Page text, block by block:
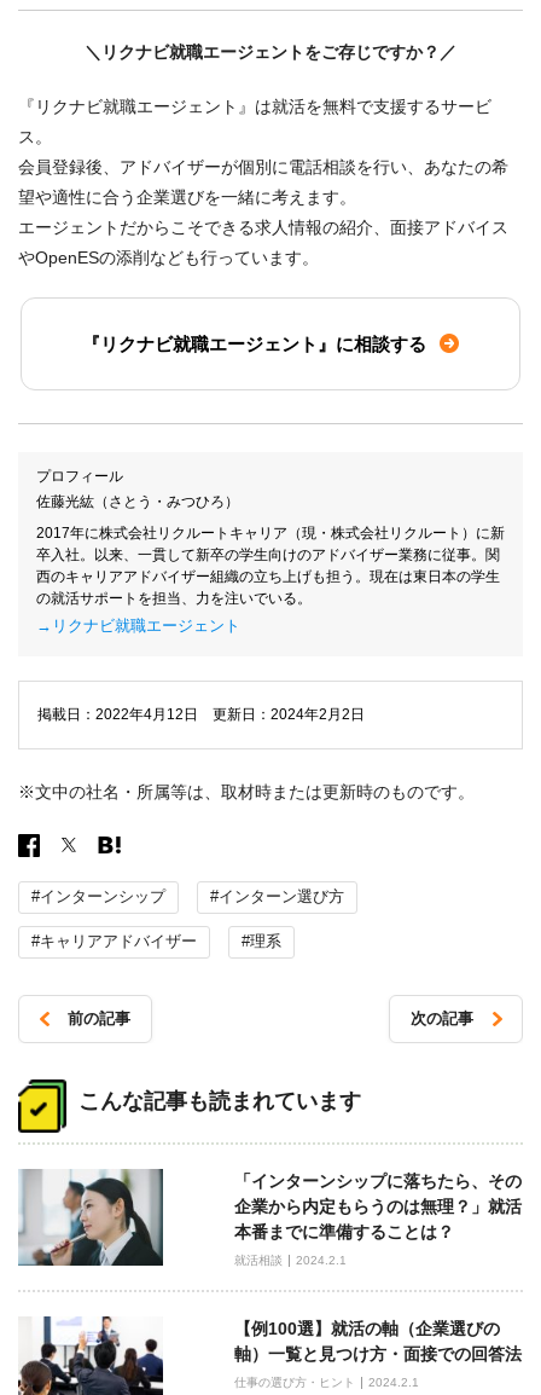
＼リクナビ就職エージェントをご存じですか？／
『リクナビ就職エージェント』は就活を無料で支援するサービ
ス。
会員登録後、アドバイザーが個別に電話相談を行い、あなたの希
望や適性に合う企業選びを一緒に考えます。
エージェントだからこそできる求人情報の紹介、面接アドバイス
やOpenESの添削なども行っています。
『リクナビ就職エージェント』に相談する
プロフィール
佐藤光紘（さとう・みつひろ）
2017年に株式会社リクルートキャリア（現・株式会社リクルート）に新
卒入社。以来、一貫して新卒の学生向けのアドバイザー業務に従事。関
西のキャリアアドバイザー組織の立ち上げも担う。現在は東日本の学生
の就活サポートを担当、力を注いでいる。
→リクナビ就職エージェント
掲載日：2022年4月12日 更新日：2024年2月2日
※文中の社名・所属等は、取材時または更新時のものです。
#インターンシップ #インターン選び方
#キャリアアドバイザー #理系
稿
ナ
シ
ョ
ン
前の記事 次の記事
こんな記事も読まれています
「インターンシップに落ちたら、その
企業から内定もらうのは無理？」就活
本番までに準備することは？
就活相談 2024.2.1
【例100選】就活の軸（企業選びの
軸）一覧と見つけ方・面接での回答法
仕事の選び方・ヒント 2024.2.1